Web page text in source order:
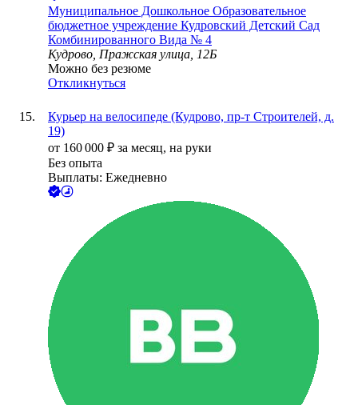
Муниципальное Дошкольное Образовательное
бюджетное учреждение Кудровский Детский Сад
Комбинированного Вида № 4
Кудрово, Пражская улица, 12Б
Можно без резюме
Откликнуться
Курьер на велосипеде (Кудрово, пр-т Строителей, д.
19)
от 160 000 ₽ за месяц, на руки
Без опыта
Выплаты: Ежедневно